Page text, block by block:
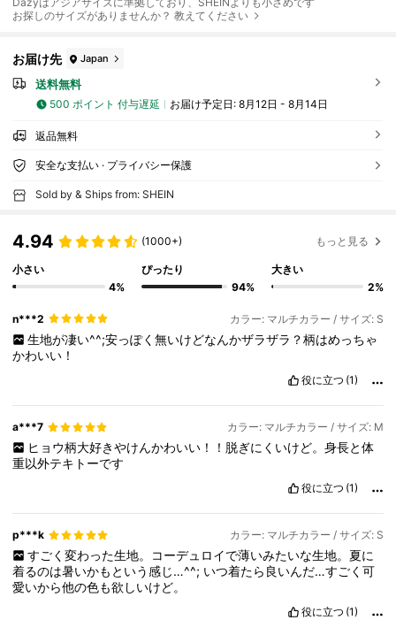
お探しのサイズがありませんか？ 教えてください
お届け先 Japan
送料無料
500 ポイント 付与遅延 お届け予定日: 8月12日 - 8月14日
返品無料
安全な支払い · プライバシー保護
Sold by & Ships from: SHEIN
4.94 (1000+) もっと見る
小さい
4%
ぴったり
94%
大きい
2%
n***2 カラー: マルチカラー / サイズ: S
生地が凄い^^;安っぽく無いけどなんかザラザラ？柄はめっちゃ
かわいい！
役に立つ (1)
a***7 カラー: マルチカラー / サイズ: M
ヒョウ柄大好きやけんかわいい！！脱ぎにくいけど。身長と体
重以外テキトーです
役に立つ (1)
p***k カラー: マルチカラー / サイズ: S
すごく変わった生地。コーデュロイで薄いみたいな生地。夏に
着るのは暑いかもという感じ…^^; いつ着たら良いんだ…すごく可
愛いから他の色も欲しいけど。
役に立つ (1)